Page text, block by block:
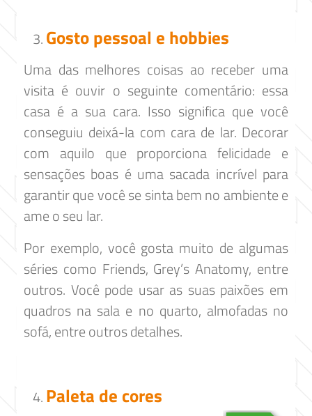
Gosto pessoal e hobbies
Uma das melhores coisas ao receber uma
visita é ouvir o seguinte comentário: essa
casa é a sua cara. Isso significa que você
conseguiu deixá-la com cara de lar. Decorar
com aquilo que proporciona felicidade e
sensações boas é uma sacada incrível para
garantir que você se sinta bem no ambiente e
ame o seu lar.
Por exemplo, você gosta muito de algumas
séries como Friends, Grey’s Anatomy, entre
outros. Você pode usar as suas paixões em
quadros na sala e no quarto, almofadas no
sofá, entre outros detalhes.
Paleta de cores